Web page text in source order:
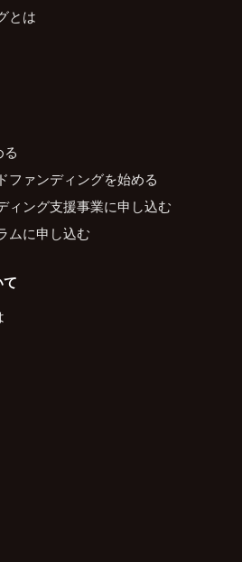
とは
ファンディングを始める
ィング支援事業に申し込む
ムに申し込む